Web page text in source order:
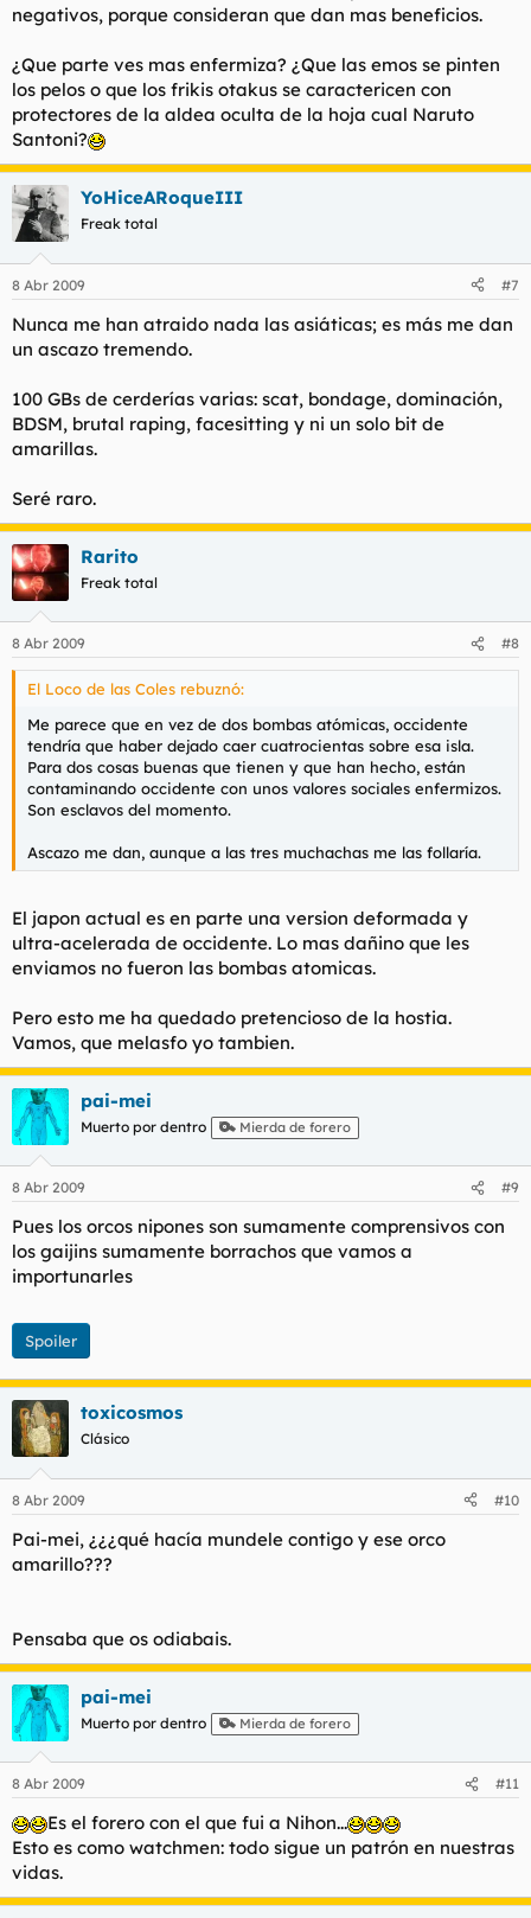
negativos, porque consideran que dan mas beneficios.
¿Que parte ves mas enfermiza? ¿Que las emos se pinten
los pelos o que los frikis otakus se caractericen con
protectores de la aldea oculta de la hoja cual Naruto
Santoni?
YoHiceARoqueIII
Freak total
8 Abr 2009 #7
Nunca me han atraido nada las asiáticas; es más me dan
un ascazo tremendo.
100 GBs de cerderías varias: scat, bondage, dominación,
BDSM, brutal raping, facesitting y ni un solo bit de
amarillas.
Seré raro.
Rarito
Freak total
8 Abr 2009 #8
El Loco de las Coles rebuznó:
Me parece que en vez de dos bombas atómicas, occidente
tendría que haber dejado caer cuatrocientas sobre esa isla.
Para dos cosas buenas que tienen y que han hecho, están
contaminando occidente con unos valores sociales enfermizos.
Son esclavos del momento.
Ascazo me dan, aunque a las tres muchachas me las follaría.
El japon actual es en parte una version deformada y
ultra-acelerada de occidente. Lo mas dañino que les
enviamos no fueron las bombas atomicas.
Pero esto me ha quedado pretencioso de la hostia.
Vamos, que melasfo yo tambien.
pai-mei
Muerto por dentro Mierda de forero
8 Abr 2009 #9
Pues los orcos nipones son sumamente comprensivos con
los gaijins sumamente borrachos que vamos a
importunarles
Spoiler
toxicosmos
Clásico
8 Abr 2009 #10
Pai-mei, ¿¿¿qué hacía mundele contigo y ese orco
amarillo???
Pensaba que os odiabais.
pai-mei
Muerto por dentro Mierda de forero
8 Abr 2009 #11
Es el forero con el que fui a Nihon...
Esto es como watchmen: todo sigue un patrón en nuestras
vidas.